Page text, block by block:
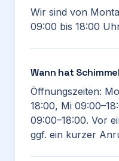
Wir sind von
09:00 bis 18:00
Wann hat
Öffnungszeiten:
18:00, Mi
09:00–18:00. Vor
ggf. ein kurzer